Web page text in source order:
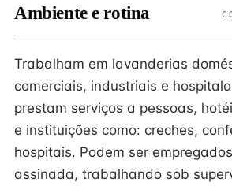
Ambiente e rotina
Trabalham em lavanderias
comerciais, industriais e
prestam serviços a pessoas,
e instituições como: creches,
hospitais. Podem ser
assinada, trabalhando sob